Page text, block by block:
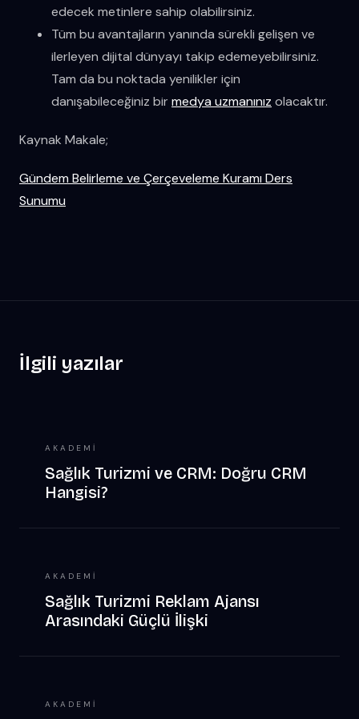
edecek metinlere sahip olabilirsiniz.
Tüm bu avantajların yanında sürekli gelişen ve
ilerleyen dijital dünyayı takip edemeyebilirsiniz.
Tam da bu noktada yenilikler için
danışabileceğiniz bir medya uzmanınız olacaktır.
Kaynak Makale;
Gündem Belirleme ve Çerçeveleme Kuramı Ders
Sunumu
İlgili yazılar
AKADEMI
Sağlık Turizmi ve CRM: Doğru CRM
Hangisi?
AKADEMI
Sağlık Turizmi Reklam Ajansı
Arasındaki Güçlü İlişki
AKADEMI